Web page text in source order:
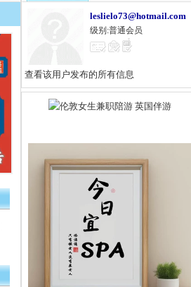
leslielo73@hotmail.com
级别:普通会员
查看该用户发布的所有信息